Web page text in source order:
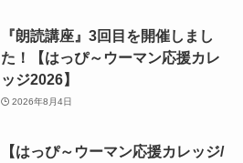
『朗読講座』3回目を開催しまし
た！【はっぴ～ウーマン応援カレ
ッジ2026】
2026年8月4日
【はっぴ～ウーマン応援カレッジ/